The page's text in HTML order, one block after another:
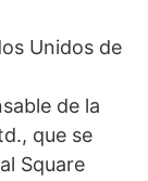
Unidos de
de la
que se
Square